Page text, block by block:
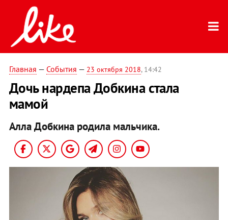
Главная — События — 23 октября 2018, 14:42
Дочь нардепа Добкина стала
мамой
Алла Добкина родила мальчика.